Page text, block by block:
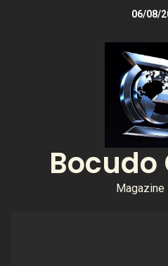
06/08/
Bocudo
Magazine